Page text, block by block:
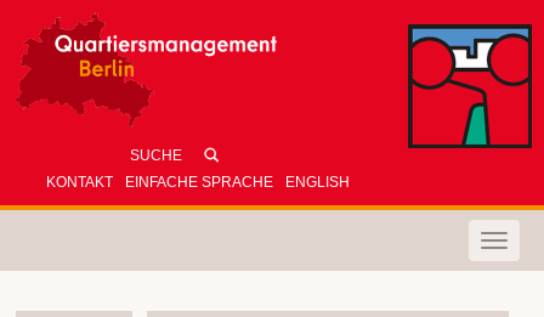
KONTAKT EINFACHE SPRACHE ENGLISH
Toggle